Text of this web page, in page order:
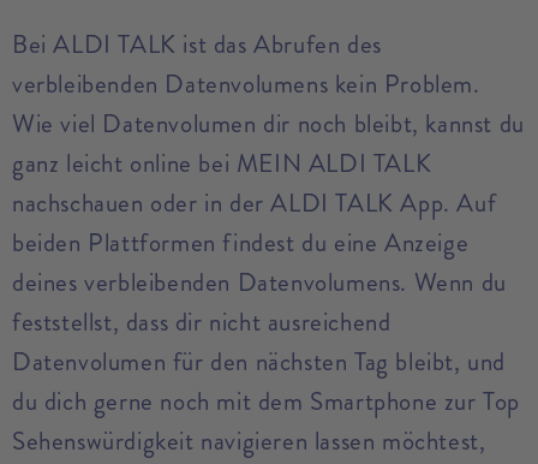
Bei ALDI TALK ist das Abrufen des
verbleibenden Datenvolumens kein Problem.
Wie viel Datenvolumen dir noch bleibt, kannst du
ganz leicht online bei MEIN ALDI TALK
nachschauen oder in der ALDI TALK App. Auf
beiden Plattformen findest du eine Anzeige
deines verbleibenden Datenvolumens. Wenn du
feststellst, dass dir nicht ausreichend
Datenvolumen für den nächsten Tag bleibt, und
du dich gerne noch mit dem Smartphone zur Top
Sehenswürdigkeit navigieren lassen möchtest,